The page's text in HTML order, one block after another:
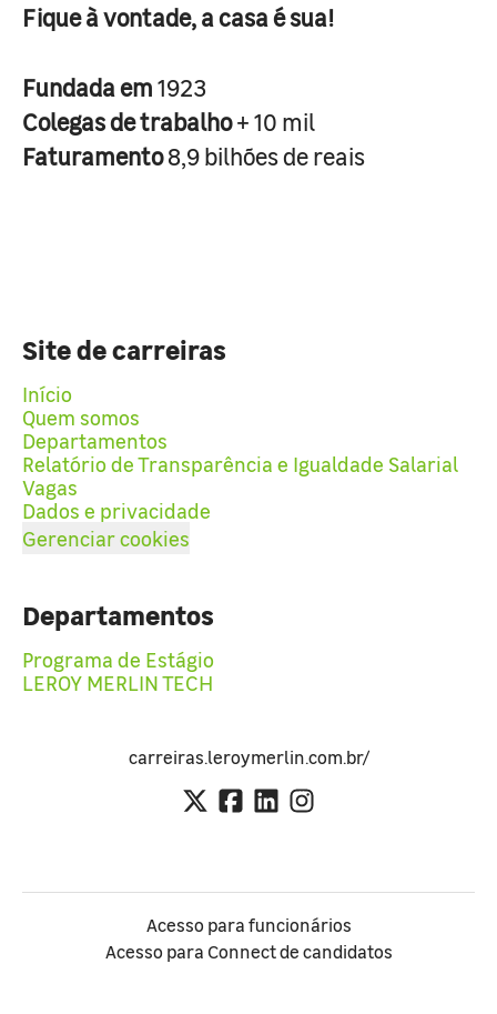
Fique à vontade, a casa é sua!
Fundada em1923
Colegas de trabalho+ 10 mil
Faturamento8,9 bilhões de reais
Site de carreiras
Início
Quem somos
Departamentos
Relatório de Transparência e Igualdade Salarial
Vagas
Dados e privacidade
Gerenciar cookies
Departamentos
Programa de Estágio
LEROY MERLIN TECH
carreiras.leroymerlin.com.br/
Acesso para funcionários
Acesso para Connect de candidatos